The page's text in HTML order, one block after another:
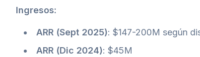
Ingresos:
ARR (Sept 2025): $147-200M según
ARR (Dic 2024): $45M